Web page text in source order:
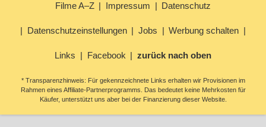
Filme A–Z Impressum Datenschutz
Datenschutzeinstellungen Jobs Werbung schalten
Links Facebook zurück nach oben
* Transparenzhinweis: Für gekennzeichnete Links erhalten wir Provisionen im
Rahmen eines Affiliate-Partnerprogramms. Das bedeutet keine Mehrkosten für
Käufer, unterstützt uns aber bei der Finanzierung dieser Website.